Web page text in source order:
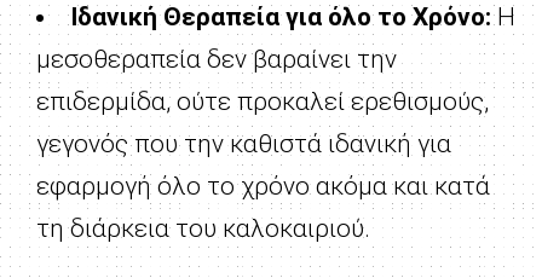
Ιδανική Θεραπεία για όλο το Xρόνο:Η
μεσοθεραπεία δεν βαραίνει την
επιδερμίδα, ούτε προκαλεί ερεθισμούς,
γεγονός που την καθιστά ιδανική για
εφαρμογή όλο το χρόνο ακόμα και κατά
τη διάρκεια του καλοκαιριού.